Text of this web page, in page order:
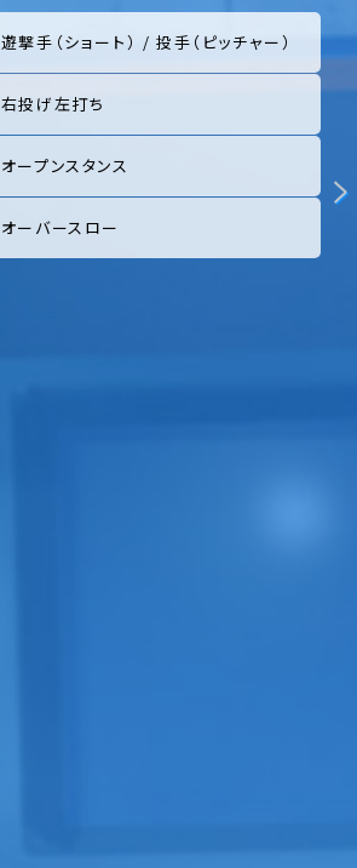
遊撃手（ショート） / 投手（ピッチャー）
右投げ左打ち
オープンスタンス
オーバースロー